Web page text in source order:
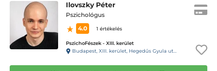
Ilovszky Péter
Pszichológus
4.0
1 értékelés
PszichoFészek - XIII. kerület
Budapest, XIII. kerület, Hegedűs Gyula utca 64-66.